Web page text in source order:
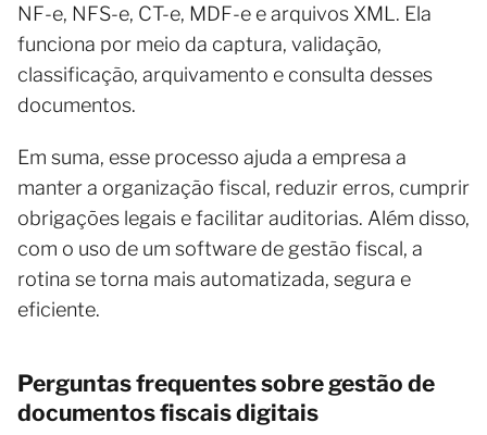
NF-e, NFS-e, CT-e, MDF-e e arquivos XML. Ela
funciona por meio da captura, validação,
classificação, arquivamento e consulta desses
documentos.
Em suma, esse processo ajuda a empresa a
manter a organização fiscal, reduzir erros, cumprir
obrigações legais e facilitar auditorias. Além disso,
com o uso de um software de gestão fiscal, a
rotina se torna mais automatizada, segura e
eficiente.
Perguntas frequentes sobre gestão de
documentos fiscais digitais